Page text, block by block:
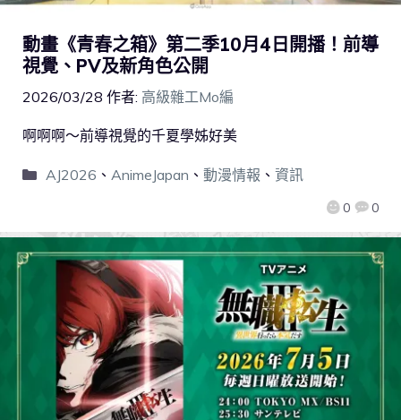
動畫《青春之箱》第二季10月4日開播！前導
視覺、PV及新角色公開
2026/03/28 作者: 高級雜工Mo編
0 0
啊啊啊～前導視覺的千夏學姊好美
AJ2026 、 AnimeJapan 、 動漫情報 、 資訊